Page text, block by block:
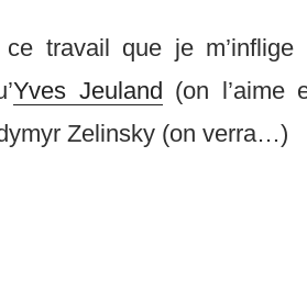
travail que je m’inflige
Yves Jeuland (on l’aime
Zelinsky (on verra…)